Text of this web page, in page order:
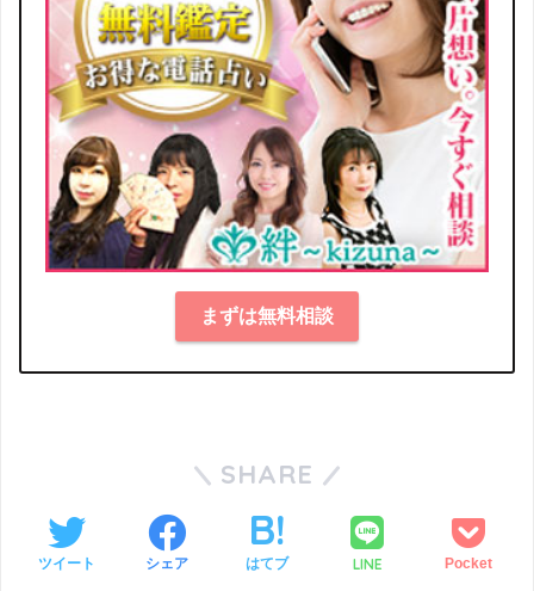
まずは無料相談
SHARE
ツイート シェア はてブ LINE Pocket